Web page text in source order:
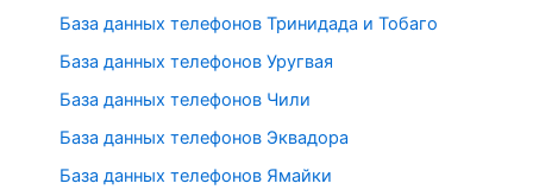
База данных телефонов Тринидада и Тобаго
База данных телефонов Уругвая
База данных телефонов Чили
База данных телефонов Эквадора
База данных телефонов Ямайки